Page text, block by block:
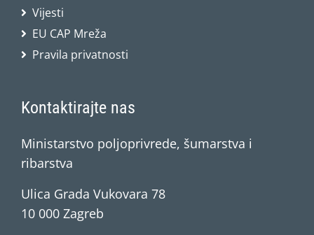
Vijesti
EU CAP Mreža
Pravila privatnosti
Kontaktirajte nas
Ministarstvo poljoprivrede, šumarstva i
ribarstva
Ulica Grada Vukovara 78
10 000 Zagreb